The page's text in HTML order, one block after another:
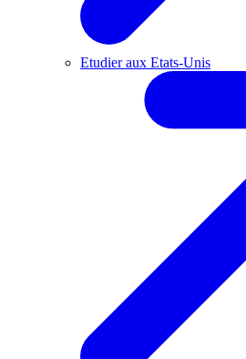
Etudier aux Etats-Unis